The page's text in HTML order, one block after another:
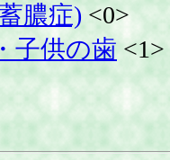
膿症) <0>
子供の歯 <1>